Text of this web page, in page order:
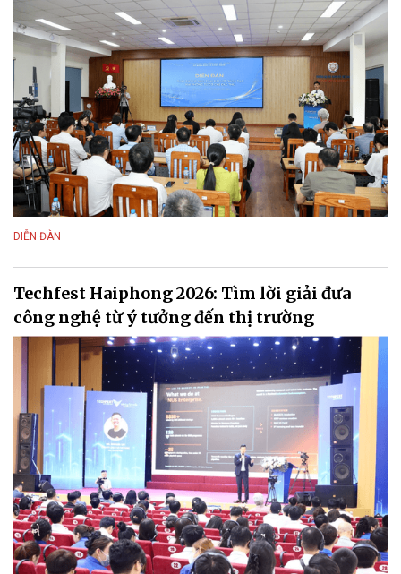
DIỄN ĐÀN
Techfest Haiphong 2026: Tìm lời giải đưa
công nghệ từ ý tưởng đến thị trường